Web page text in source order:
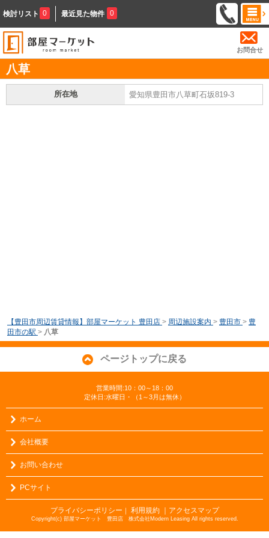
検討リスト 0 最近見た物件 0
お問合せ
八草
所在地 愛知県豊田市八草町石坂819-3
【豊田市周辺賃貸情報】部屋マーケット 豊田店 > 周辺施設案内 > 豊田市 > 豊
田市の駅 > 八草
ページトップに戻る
営業時間:10：00～18：00
定休日:水曜日・（1～3月は無休）
ホーム
会社概要
お問い合わせ
PCサイト
プライバシーポリシー ｜ 利用規約 ｜アクセスマップ
Copyright(c) 部屋マーケット 豊田店 株式会社Modern Leasing All rights reserved.